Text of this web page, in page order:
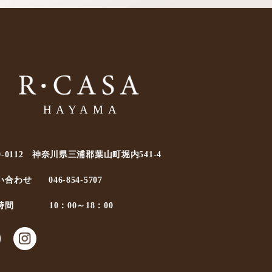
0112 神奈川県三浦郡葉山町堀内541-4
合わせ 046-854-5707
間 10：00～18：00